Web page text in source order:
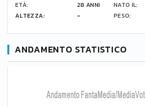
ETÀ:
28 ANNI NATO IL:
ALTEZZA:
- PESO:
ANDAMENTO STATISTICO